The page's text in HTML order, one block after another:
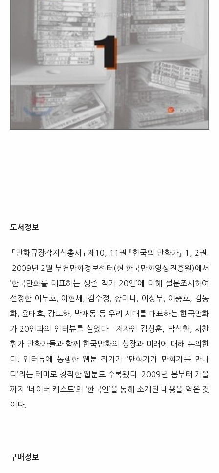
도서정보
「만화규장각지식총서」 제10, 11권 『한국의 만화가』 1, 2권.
2009년 2월 부천만화정보센터(현 한국만화영상진흥원)에서
‘한국만화를 대표하는 생존 작가 20인’에 대해 설문조사하여
선정한 이두호, 이현세, 김수정, 황미나, 이상무, 이충호, 김동
화, 윤태호, 강도하, 박재동 등 우리 시대를 대표하는 한국만화
가 20인과의 인터뷰를 실었다. 저자인 김성훈, 박석환, 서찬
휘가 만화가들과 함께 한국만화의 성장과 미래에 대해 논의한
다. 인터뷰에 동행한 웹툰 작가가 ‘만화가가 만화가를 만나
다’라는 테마로 창작한 웹툰도 수록됐다. 2009년 봄부터 가을
까지 ‘네이버 캐스트’의 ‘한국인’을 통해 소개된 내용을 엮은 것
이다.
구매정보